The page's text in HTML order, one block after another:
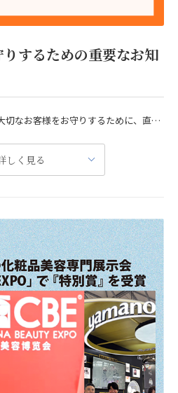
するための重要なお知
山野愛子どろんこ美容では、大切なお客様をお守りするために、直接対面カウンセリング販売を行っております。
一覧
しく見る